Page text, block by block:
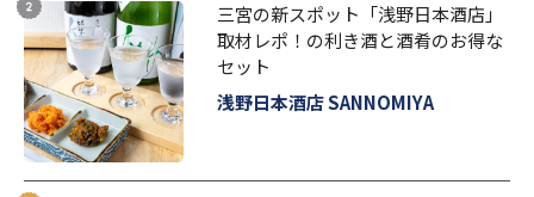
三宮の新スポット「浅野日本酒店」
取材レポ！の利き酒と酒肴のお得な
セット
浅野日本酒店 SANNOMIYA